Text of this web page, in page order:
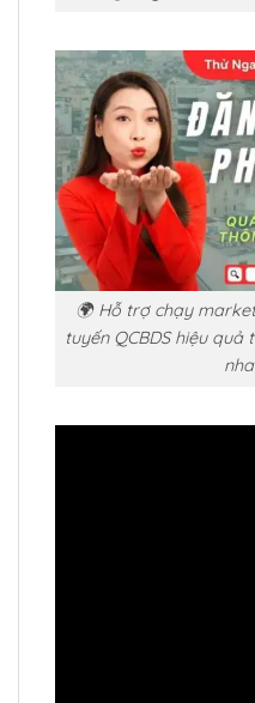
🌍 Hỗ trợ chạy
tuyến QCBDS hiệu